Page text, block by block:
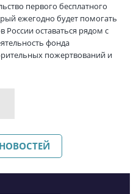
первого бесплатного
ежегодно будет помогать
России оставаться рядом с
фонда
пожертвований и